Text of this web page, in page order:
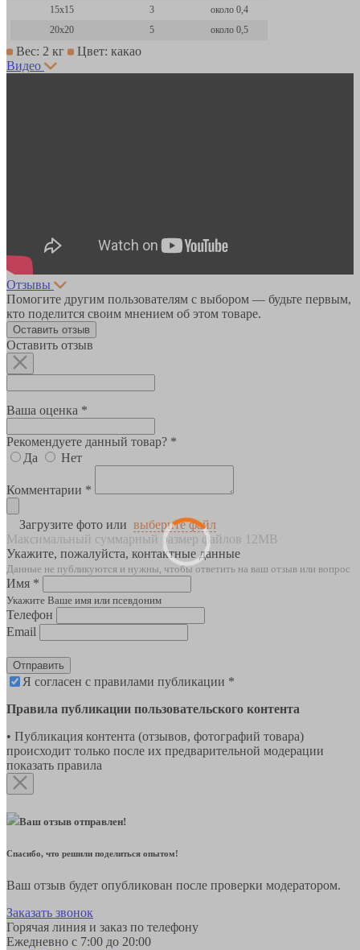
15x15
3
около 0,4
20x20
5 около 0,5
Вес: 2 кг
Цвет: какао
Видео
Отзывы
Помогите другим пользователям с выбором — будьте первым,
кто поделится своим мнением об этом товаре.
Оставить отзыв
Оставить отзыв
Ваша оценка *
Рекомендуете данный товар? *
Да
Нет
Комментарии *
Загрузите фото или выберите файл
Максимальный суммарный размер файлов 12MB
Укажите, пожалуйста, контактные данные
Данные не публикуются и нужны, чтобы ответить на ваш отзыв или вопрос
Имя *
Укажите Ваше имя или псевдоним
Телефон
Email
Отправить
Я согласен с правилами публикации *
Правила публикации пользовательского контента
• Публикация контента (отзывов, фотографий товара)
происходит только после их предварительной модерации
показать правила
Ваш отзыв отправлен!
Спасибо, что решили поделиться опытом!
Ваш отзыв будет опубликован после проверки модератором.
Заказать звонок
Горячая линия и заказ по телефону
Ежедневно с 7:00 до 20:00